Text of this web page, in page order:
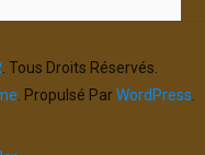
. Tous Droits Réservés.
. Propulsé ParWordPress